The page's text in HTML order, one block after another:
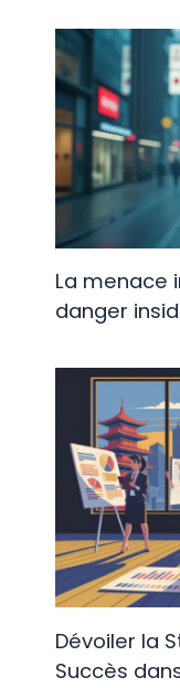
La menace
danger
Dévoiler la
Succès